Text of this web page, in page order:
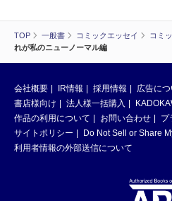
TOP 一般書 コミックエッセイ コミ
れが私のニューノーマル編
会社概要 IR情報 採用情報 広告に
書店様向け
法人様一括購入
作品の利用について
お問い合わせ
プ
サイトポリシー
Do Not Sell or Share
利用者情報の外部送信について